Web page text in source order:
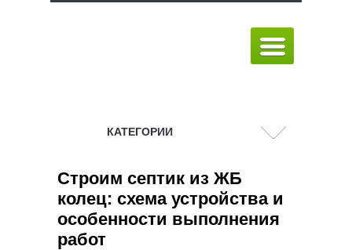
КАТЕГОРИИ
Строим септик из ЖБ
колец: схема устройства и
особенности выполнения
работ